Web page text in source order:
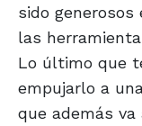
sido
las
Lo último que
empujarlo a
que además